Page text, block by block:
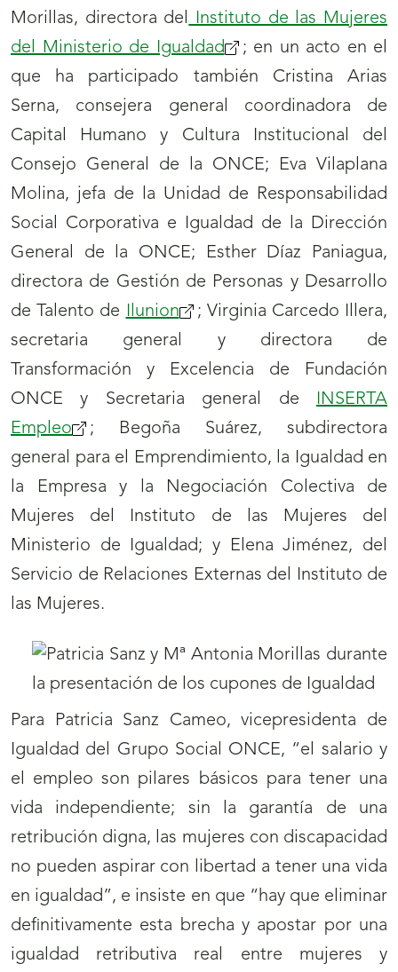
Morillas, directora del Instituto de las Mujeres
del Ministerio de Igualdad(se
abrirá
nueva
ventana)
; en un acto en el
que ha participado también Cristina Arias
Serna, consejera general coordinadora de
Capital Humano y Cultura Institucional del
Consejo General de la ONCE; Eva Vilaplana
Molina, jefa de la Unidad de Responsabilidad
Social Corporativa e Igualdad de la Dirección
General de la ONCE; Esther Díaz Paniagua,
directora de Gestión de Personas y Desarrollo
de Talento de Ilunion(se
abrirá
nueva
ventana)
; Virginia Carcedo Illera,
secretaria general y directora de
Transformación y Excelencia de Fundación
ONCE y Secretaria general de INSERTA
Empleo(se
abrirá
nueva
ventana)
; Begoña Suárez, subdirectora
general para el Emprendimiento, la Igualdad en
la Empresa y la Negociación Colectiva de
Mujeres del Instituto de las Mujeres del
Ministerio de Igualdad; y Elena Jiménez, del
Servicio de Relaciones Externas del Instituto de
las Mujeres.
Para Patricia Sanz Cameo, vicepresidenta de
Igualdad del Grupo Social ONCE, “el salario y
el empleo son pilares básicos para tener una
vida independiente; sin la garantía de una
retribución digna, las mujeres con discapacidad
no pueden aspirar con libertad a tener una vida
en igualdad”, e insiste en que “hay que eliminar
definitivamente esta brecha y apostar por una
igualdad retributiva real entre mujeres y